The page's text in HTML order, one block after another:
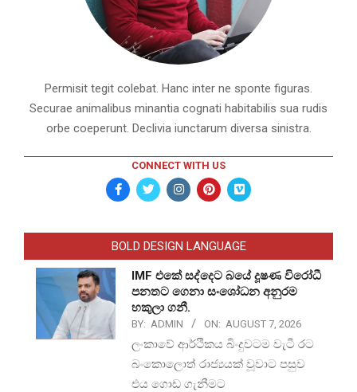
Permisit tegit colebat. Hanc inter ne sponte figuras.
Securae animalibus minantia cognati habitabilis sua rudis
orbe coeperunt. Declivia iunctarum diversa sinistra.
CONNECT WITH US
BOLD DESIGN LANGUAGE
IMF එකේ සද්දෙට බයේ දූෂණ විරෝධී
පනතට ගෙනා සංශෝධන අනුරම
හකුලා ගනී.
BY: ADMIN ON: AUGUST 7, 2026
ලංකාවේ ආර්ථිකය බිංදුවටම වැටී රට
බංකොලොත් රාජ්‍යයක් වූවාට පසුව
එය ගොඩ ගැනීමට